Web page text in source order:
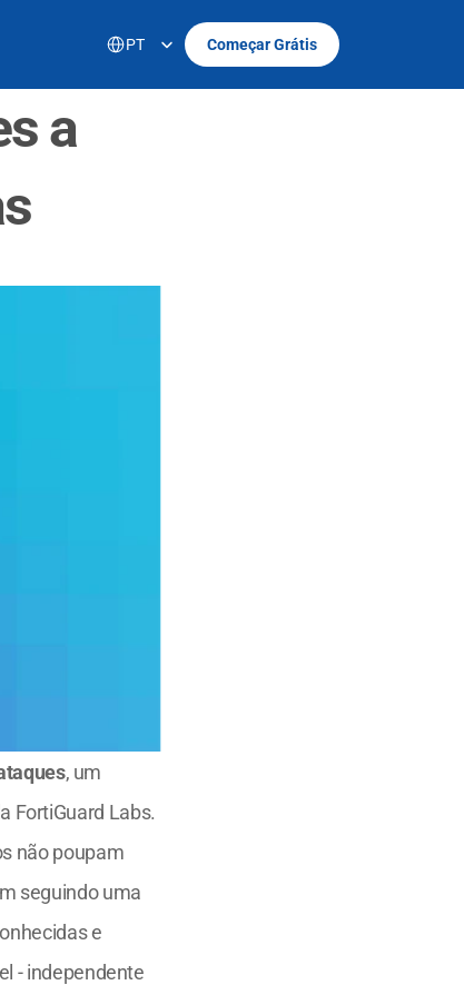
Select Language
PT Começar Grátis
a
, um
FortiGuard Labs.
não poupam
seguindo uma
e
- independente